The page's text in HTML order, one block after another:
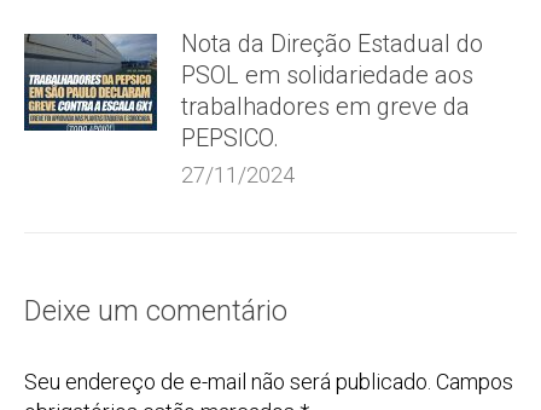
Nota da Direção Estadual do
PSOL em solidariedade aos
trabalhadores em greve da
PEPSICO.
27/11/2024
Deixe um comentário
Seu endereço de e-mail não será publicado. Campos